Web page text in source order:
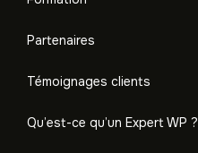
Partenaires
Témoignages clients
Qu’est-ce qu’un Expert WP ?